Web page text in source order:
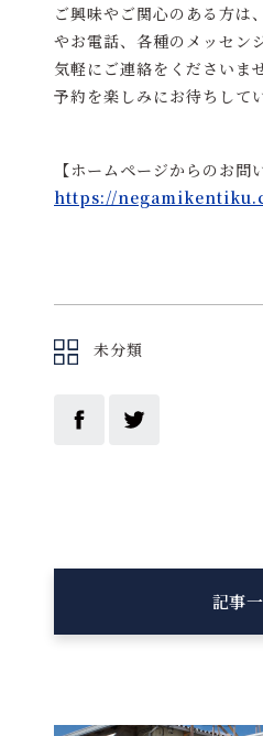
ご興味やご関心のある方は
やお電話、各種のメッセン
気軽にご連絡をくださいま
予約を楽しみにお待ちして
【ホームページからのお問
https://
未分類
記事